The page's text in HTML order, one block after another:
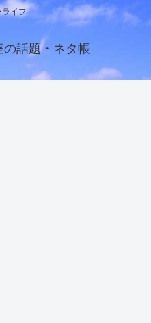
ライフ
話題・ネタ帳